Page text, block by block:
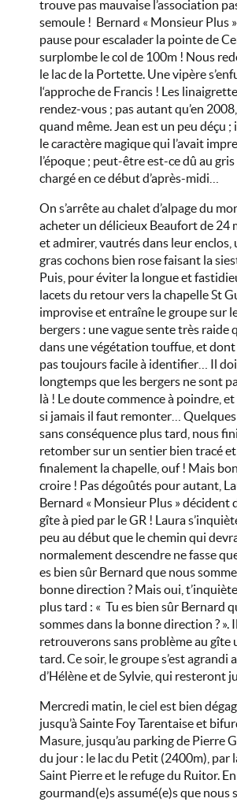
trouve pas mauvaise l’association
semoule ! Bernard « Monsieur Plus
pause pour escalader la pointe de
surplombe le col de 100m ! Nous
le lac de la Portette. Une vipère
l‘approche de Francis ! Les
rendez-vous ; pas autant qu’en
quand même. Jean est un peu déçu
le caractère magique qui l’avait
l’époque ; peut-être est-ce dû au
chargé en ce début d’après-midi…
On s’arrête au chalet d’alpage du
acheter un délicieux Beaufort de 24
et admirer, vautrés dans leur enclos,
gras cochons bien rose faisant la
Puis, pour éviter la longue et
lacets du retour vers la chapelle St
improvise et entraîne le groupe sur
bergers : une vague sente très raide
dans une végétation touffue, et dont
pas toujours facile à identifier… Il
longtemps que les bergers ne sont
là ! Le doute commence à poindre, et
si jamais il faut remonter… Quelques
sans conséquence plus tard, nous
retomber sur un sentier bien tracé
finalement la chapelle, ouf ! Mais
croire ! Pas dégoûtés pour autant,
Bernard « Monsieur Plus » décident
gîte à pied par le GR ! Laura
peu au début que le chemin qui
normalement descendre ne fasse
es bien sûr Bernard que nous
bonne direction ? Mais oui,
plus tard : « Tu es bien sûr Bernard
sommes dans la bonne direction ? ».
retrouverons sans problème au gîte
tard. Ce soir, le groupe s’est agrandi
d’Hélène et de Sylvie, qui resteront
Mercredi matin, le ciel est bien
jusqu’à Sainte Foy Tarentaise et
Masure, jusqu’au parking de Pierre
du jour : le lac du Petit (2400m), par
Saint Pierre et le refuge du Ruitor. En
gourmand(e)s assumé(e)s que nous